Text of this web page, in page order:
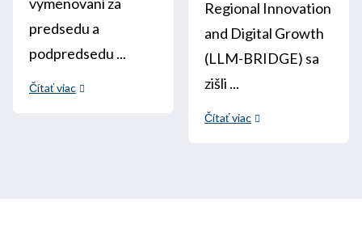
predsedu a
podpredsedu ...
Čítať viac
Regional Innovation
and Digital Growth
(LLM-BRIDGE) sa
zišli ...
Čítať viac